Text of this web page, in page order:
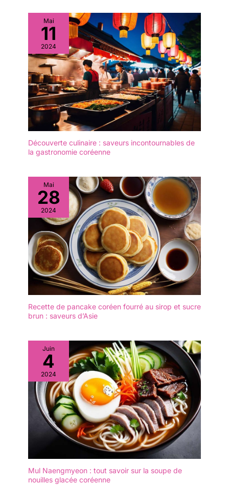
lave-vaisselle et se
nettoie facilement à la
main, s'égoutte avec une
bonne eau et s'entretient
facilement au quotidien
antidérapante et un
corps carré. La gravure
au laser améliorée sur la
pointe des bâtons en
acier inoxydable
augmente la friction avec
les aliments, ce qui rend
les baguettes métalliques
plus faciles à saisir et
mieux antidérapantes.
Les baguettes
métalliques réutilisables
utilisent un processus de
polissage miroir, surface
【Taille parfaite】
longueur des baguettes
en métal personnalisées :
24 cm, poids : 20 g.
Design léger pour vous
permettre de les tenir
plus facilement et plus
confortablement. Taille
normale, convient pour
les adultes et les
adolescents. 【Passe au
lave-vaisselle】design
sans couture, coloration
au lave-vaisselle ou à
l'eau, la surface lisse
vous apporte une
sensation agréable au
toucher. 【Largement
utilisées】ces jolies
baguettes en métal sont
idéales pour tous les
plats asiatiques comme
les sushis, les marmites,
le riz, les ramen, les
nouilles, etc. Pour la
maison, les cafés, les
Mai
11
2024
Découverte culinaire : saveurs incontournables de
la gastronomie coréenne
Mai
28
2024
Recette de pancake coréen fourré au sirop et sucre
brun : saveurs d’Asie
Juin
4
2024
Mul Naengmyeon : tout savoir sur la soupe de
nouilles glacée coréenne